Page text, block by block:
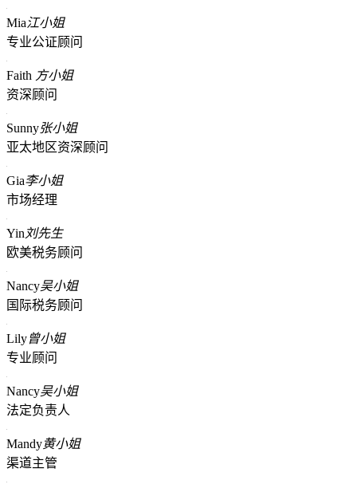
Mia江小姐
专业公证顾问
Faith 方小姐
资深顾问
Sunny张小姐
亚太地区资深顾问
Gia李小姐
市场经理
Yin 刘先生
欧美税务顾问
Nancy吴小姐
国际税务顾问
Lily曾小姐
专业顾问
Nancy吴小姐
法定负责人
Mandy黄小姐
渠道主管